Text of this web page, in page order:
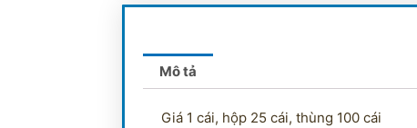
Mô tả
Giá 1 cái, hộp 25 cái, thùng 100 cái